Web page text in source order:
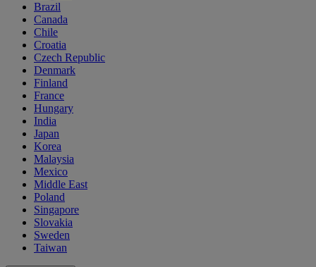
Brazil
Canada
Chile
Croatia
Czech Republic
Denmark
Finland
France
Hungary
India
Japan
Korea
Malaysia
Mexico
Middle East
Poland
Singapore
Slovakia
Sweden
Taiwan